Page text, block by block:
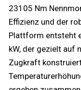
23105 Nm
Effizienz und der
Plattform entsteht
kW, der gezielt auf
Zugkraft